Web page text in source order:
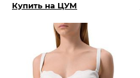
Купить на ЦУМ